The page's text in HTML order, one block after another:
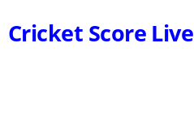
Cricket Score Live